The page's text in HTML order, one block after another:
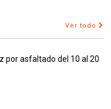
Ver todo
por asfaltado del 10 al 20